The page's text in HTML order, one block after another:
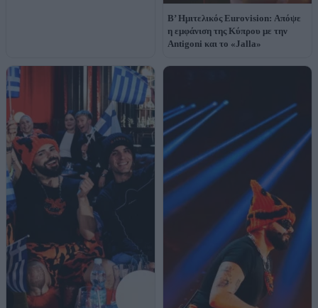
Β’ Ημιτελικός Eurovision: Απόψε
η εμφάνιση της Κύπρου με την
Antigoni και το «Jalla»